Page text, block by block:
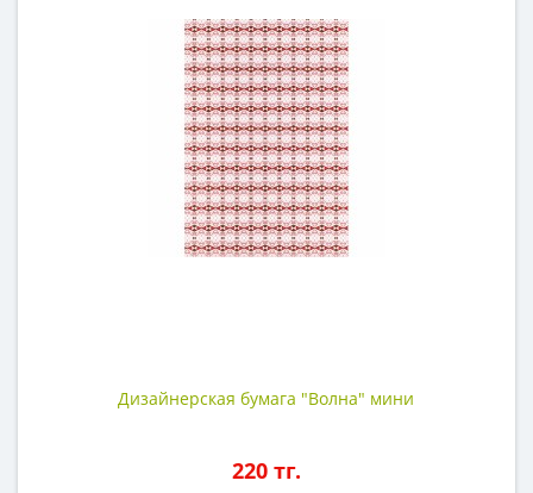
Дизайнерская бумага "Волна" мини
220 тг.